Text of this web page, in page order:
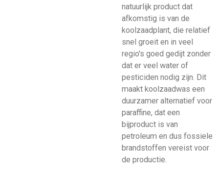
natuurlijk product dat
afkomstig is van de
koolzaadplant, die relatief
snel groeit en in veel
regio's goed gedijt zonder
dat er veel water of
pesticiden nodig zijn. Dit
maakt koolzaadwas een
duurzamer alternatief voor
paraffine, dat een
bijproduct is van
petroleum en dus fossiele
brandstoffen vereist voor
de productie.